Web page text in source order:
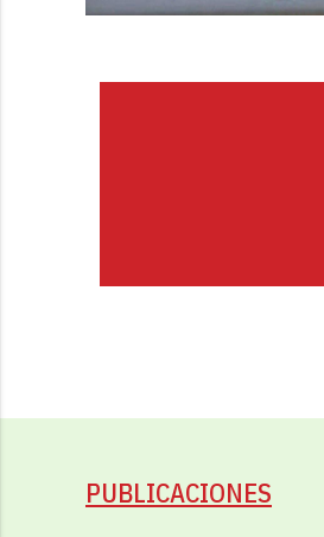
PUBLICACIONES